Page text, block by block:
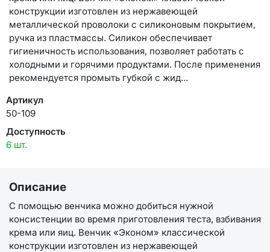
конструкции изготовлен из нержавеющей
металлической проволоки с силиконовым покрытием,
ручка из пластмассы. Силикон обеспечивает
гигиеничность использования, позволяет работать с
холодными и горячими продуктами. После применения
рекомендуется промыть губкой с жид...
Артикул
50-109
Доступность
6 шт.
Описание
С помощью венчика можно добиться нужной
консистенции во время приготовления теста, взбивания
крема или яиц. Венчик «Эконом» классической
конструкции изготовлен из нержавеющей